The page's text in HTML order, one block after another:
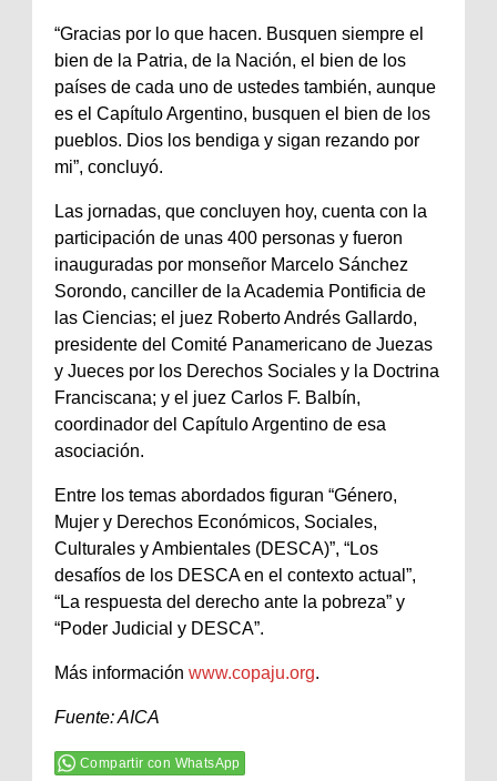
“Gracias por lo que hacen. Busquen siempre el
bien de la Patria, de la Nación, el bien de los
países de cada uno de ustedes también, aunque
es el Capítulo Argentino, busquen el bien de los
pueblos. Dios los bendiga y sigan rezando por
mi”, concluyó.
Las jornadas, que concluyen hoy, cuenta con la
participación de unas 400 personas y fueron
inauguradas por monseñor Marcelo Sánchez
Sorondo, canciller de la Academia Pontificia de
las Ciencias; el juez Roberto Andrés Gallardo,
presidente del Comité Panamericano de Juezas
y Jueces por los Derechos Sociales y la Doctrina
Franciscana; y el juez Carlos F. Balbín,
coordinador del Capítulo Argentino de esa
asociación.
Entre los temas abordados figuran “Género,
Mujer y Derechos Económicos, Sociales,
Culturales y Ambientales (DESCA)”, “Los
desafíos de los DESCA en el contexto actual”,
“La respuesta del derecho ante la pobreza” y
“Poder Judicial y DESCA”.
Más información www.copaju.org.
Fuente: AICA
Compartir con WhatsApp